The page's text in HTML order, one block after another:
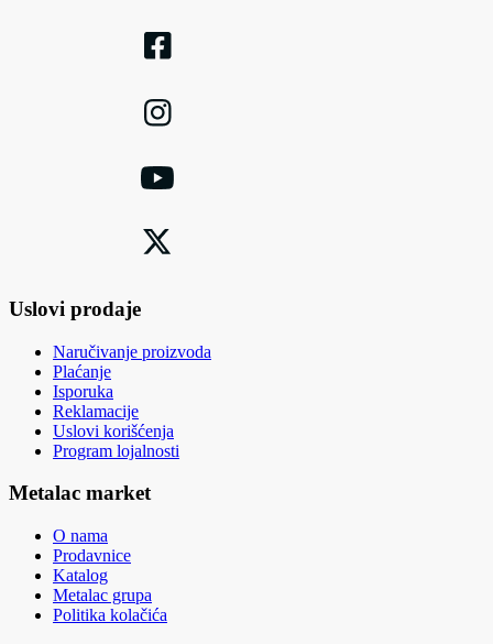
Uslovi prodaje
Naručivanje proizvoda
Plaćanje
Isporuka
Reklamacije
Uslovi korišćenja
Program lojalnosti
Metalac market
O nama
Prodavnice
Katalog
Metalac grupa
Politika kolačića